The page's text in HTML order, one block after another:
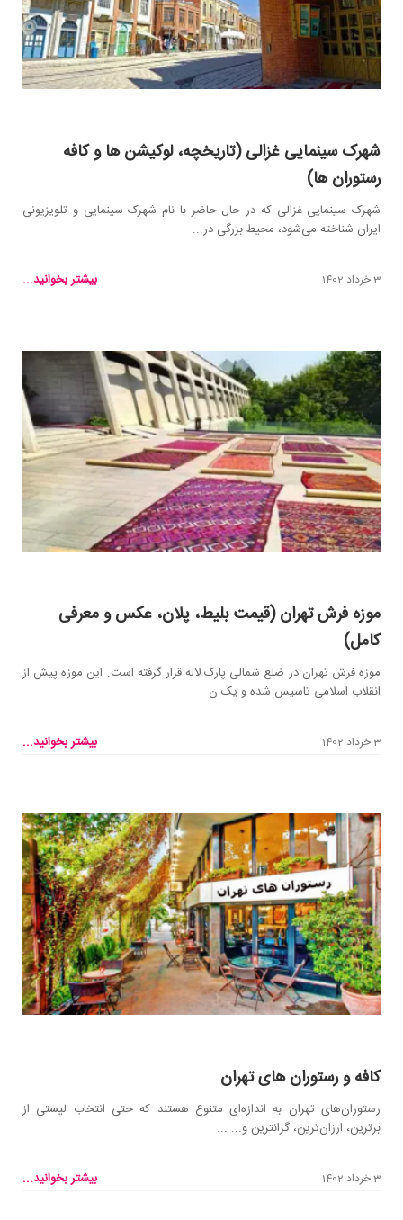
شهرک سینمایی غزالی (تاریخچه، لوکیشن ها و کافه
رستوران ها)
شهرک سینمایی غزالی که در حال حاضر با نام شهرک سینمایی و تلویزیونی
ایران شناخته می‌شود، محیط بزرگی در...
3 خرداد 1402 بیشتر بخوانید...
موزه فرش تهران (قیمت بلیط، پلان، عکس و معرفی
کامل)
موزه فرش تهران در ضلع شمالی پارک لاله قرار گرفته است. این موزه پیش از
انقلاب اسلامی تاسیس شده و یک ن...
3 خرداد 1402 بیشتر بخوانید...
کافه و رستوران‌ های تهران
رستوران‌های تهران به اندازه‌ای متنوع هستند که حتی انتخاب لیستی از
برترین، ارزان‌ترین، گرانترین و... ...
3 خرداد 1402 بیشتر بخوانید...